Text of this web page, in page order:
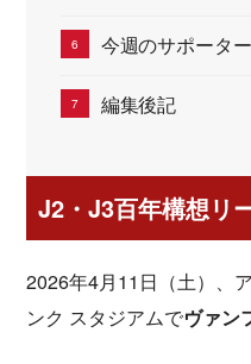
今週のサポータ
編集後記
J2・J3百年構想リ
2026年4月11日（土）、
ンク スタジアムでヴァン